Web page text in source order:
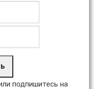
подпишитесь на